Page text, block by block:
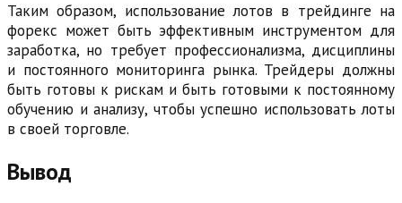
Таким образом, использование лотов в трейдинге на
форекс может быть эффективным инструментом для
заработка, но требует профессионализма, дисциплины
и постоянного мониторинга рынка. Трейдеры должны
быть готовы к рискам и быть готовыми к постоянному
обучению и анализу, чтобы успешно использовать лоты
в своей торговле.
Вывод